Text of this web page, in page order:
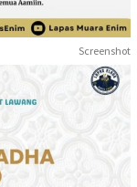
Screenshot